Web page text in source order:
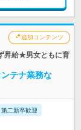
追加コンテンツ
昇給★男女ともに育
テナ業務な
第二新卒歓迎